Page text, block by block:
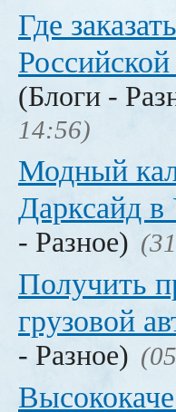
Где
(Блоги -
14:56)
Модный
Дарксайд в
- Разное)
Получить
грузовой
- Разное)